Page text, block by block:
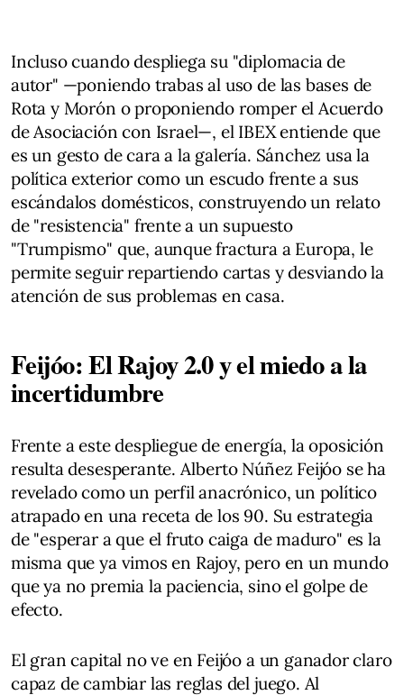
Incluso cuando despliega su "diplomacia de
autor" —poniendo trabas al uso de las bases de
Rota y Morón o proponiendo romper el Acuerdo
de Asociación con Israel—, el IBEX entiende que
es un gesto de cara a la galería. Sánchez usa la
política exterior como un escudo frente a sus
escándalos domésticos, construyendo un relato
de "resistencia" frente a un supuesto
"Trumpismo" que, aunque fractura a Europa, le
permite seguir repartiendo cartas y desviando la
atención de sus problemas en casa.
Feijóo: El Rajoy 2.0 y el miedo a la
incertidumbre
Frente a este despliegue de energía, la oposición
resulta desesperante. Alberto Núñez Feijóo se ha
revelado como un perfil anacrónico, un político
atrapado en una receta de los 90. Su estrategia
de "esperar a que el fruto caiga de maduro" es la
misma que ya vimos en Rajoy, pero en un mundo
que ya no premia la paciencia, sino el golpe de
efecto.
El gran capital no ve en Feijóo a un ganador claro
capaz de cambiar las reglas del juego. Al